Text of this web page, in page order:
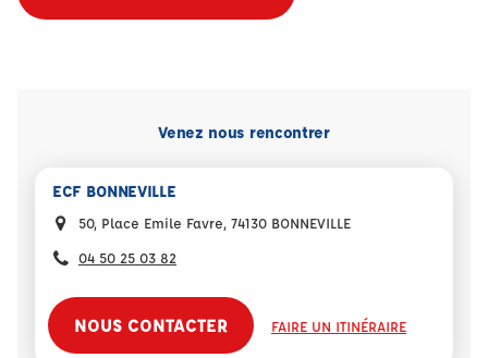
Venez nous rencontrer
ECF BONNEVILLE
50, Place Emile Favre, 74130 BONNEVILLE
04 50 25 03 82
NOUS CONTACTER FAIRE UN ITINÉRAIRE